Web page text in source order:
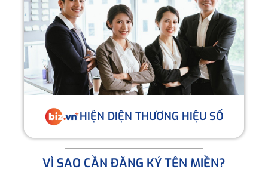
HIỆN DIỆN THƯƠNG HIỆU SỐ
VÌ SAO CẦN ĐĂNG KÝ TÊN MIỀN?